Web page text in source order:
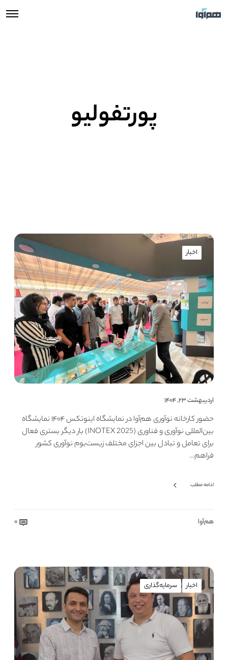
پورتفولیو
اخبار
اردیبهشت ۲۳, ۱۴۰۴
حضور کارخانه نوآوری هم‌آوا در نمایشگاه اینوتکس ۱۴۰۴ نمایشگاه
بین‌المللی نوآوری و فناوری (INOTEX 2025) بار دیگر بستری فعال
برای تعامل و تبادل بین اجزای مختلف زیست‌بوم نوآوری کشور
فراهم…
ادامه مطلب
هم‌آوا 0
اخبار سرمایه‌گذاری